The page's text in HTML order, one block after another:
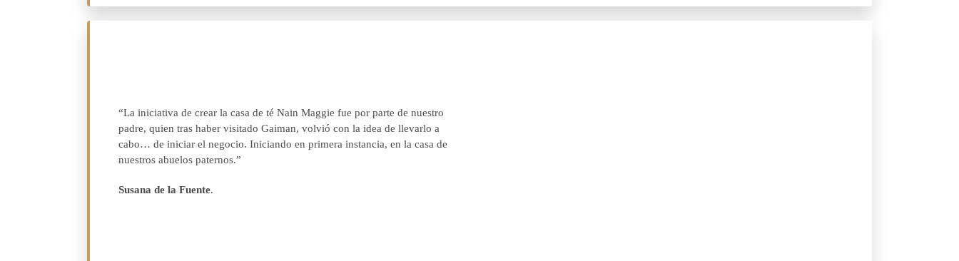
“La iniciativa de crear la casa de té Nain Maggie fue por parte de nuestro
padre, quien tras haber visitado Gaiman, volvió con la idea de llevarlo a
cabo… de iniciar el negocio. Iniciando en primera instancia, en la casa de
nuestros abuelos paternos.”
Susana de la Fuente.